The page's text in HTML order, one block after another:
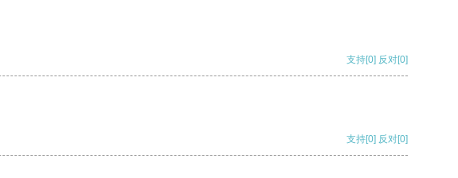
支持[0] 反对[0]
支持[0] 反对[0]